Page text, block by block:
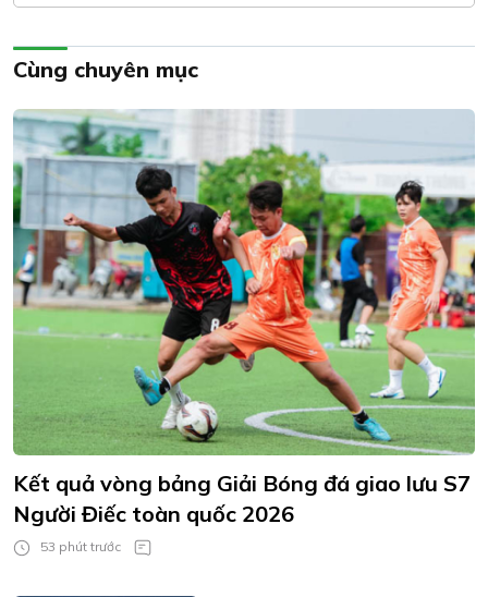
Cùng chuyên mục
Kết quả vòng bảng Giải Bóng đá giao lưu S7
Người Điếc toàn quốc 2026
53 phút trước